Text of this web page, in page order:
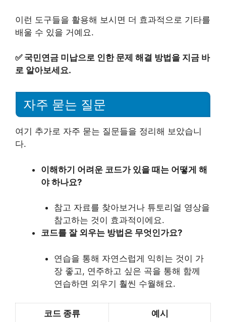
이런 도구들을 활용해 보시면 더 효과적으로 기타를
배울 수 있을 거예요.
✅ 국민연금 미납으로 인한 문제 해결 방법을 지금 바
로 알아보세요.
자주 묻는 질문
여기 추가로 자주 묻는 질문들을 정리해 보았습니
다.
이해하기 어려운 코드가 있을 때는 어떻게 해
야 하나요?
참고 자료를 찾아보거나 튜토리얼 영상을
참고하는 것이 효과적이에요.
코드를 잘 외우는 방법은 무엇인가요?
연습을 통해 자연스럽게 익히는 것이 가
장 좋고, 연주하고 싶은 곡을 통해 함께
연습하면 외우기 훨씬 수월해요.
코드 종류 예시